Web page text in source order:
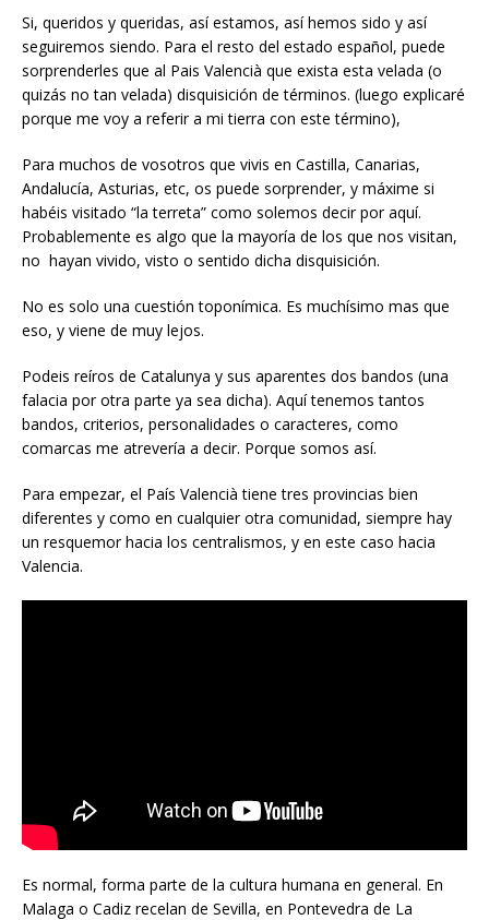
Si, queridos y queridas, así estamos, así hemos sido y así
seguiremos siendo. Para el resto del estado español, puede
sorprenderles que al Pais Valencià que exista esta velada (o
quizás no tan velada) disquisición de términos. (luego explicaré
porque me voy a referir a mi tierra con este término),
Para muchos de vosotros que vivis en Castilla, Canarias,
Andalucía, Asturias, etc, os puede sorprender, y máxime si
habéis visitado “la terreta” como solemos decir por aquí.
Probablemente es algo que la mayoría de los que nos visitan,
no hayan vivido, visto o sentido dicha disquisición.
No es solo una cuestión toponímica. Es muchísimo mas que
eso, y viene de muy lejos.
Podeis reíros de Catalunya y sus aparentes dos bandos (una
falacia por otra parte ya sea dicha). Aquí tenemos tantos
bandos, criterios, personalidades o caracteres, como
comarcas me atrevería a decir. Porque somos así.
Para empezar, el País Valencià tiene tres provincias bien
diferentes y como en cualquier otra comunidad, siempre hay
un resquemor hacia los centralismos, y en este caso hacia
Valencia.
Es normal, forma parte de la cultura humana en general. En
Malaga o Cadiz recelan de Sevilla, en Pontevedra de La